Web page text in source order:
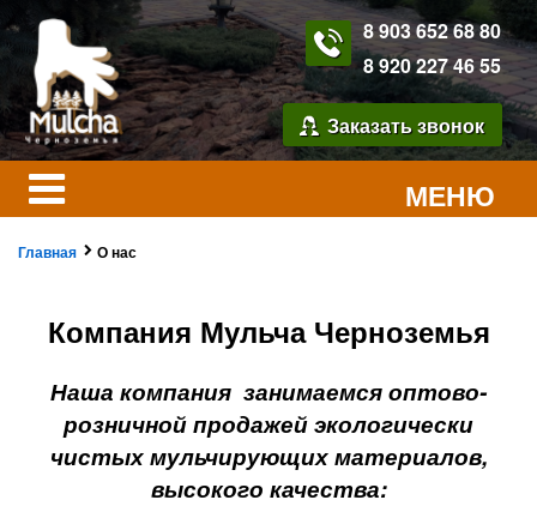
Заказать звонок
8 903 652 68 80
8 920 227 46 55
МЕНЮ
Главная О нас
Компания Мульча Черноземья
Наша компания занимаемся оптово-
розничной продажей экологически
чистых мульчирующих материалов,
высокого качества: